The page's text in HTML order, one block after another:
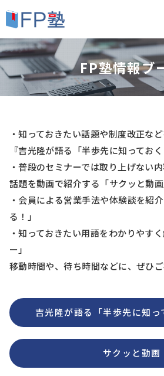
FP塾情報ブ
・知っておきたい話題や制度改正な
『吉光隆が語る「半歩先に知っておく
・普段のセミナーでは取り上げない
話題を動画で紹介する「サクッと動画
・会員による営業手法や体験談を紹
る！」
・知っておきたい用語をわかりやす
ー」
移動時間や、待ち時間などに、ぜひご
吉光隆が語る「半歩先に知っ
サクッと動画